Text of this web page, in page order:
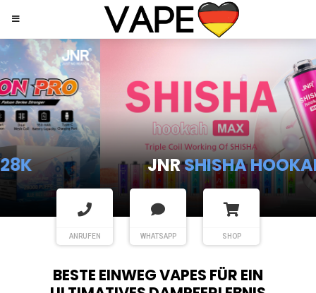
JNRSHISHA HOOKAH MAX
ANRUFEN WHATSAPP SHOP
BESTE EINWEG VAPES FÜR EIN